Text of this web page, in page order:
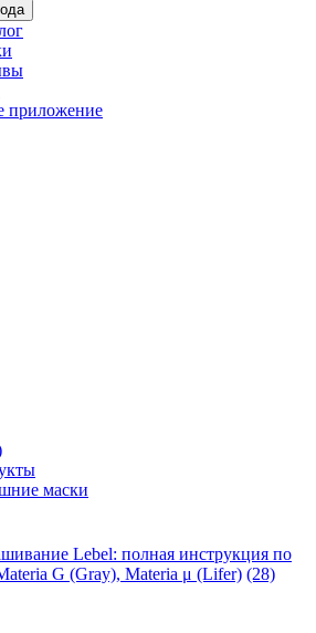
приложение
маски
Lebel: полная инструкция по
G (Gray), Materia μ (Lifer) (28)